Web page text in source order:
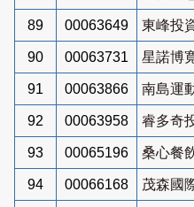
89 00063649 東峰投
90 00063731 星諾博
91 00063866 南島運
92 00063958 睿多奇
93 00065196 桑心餐
94 00066168 茂森國